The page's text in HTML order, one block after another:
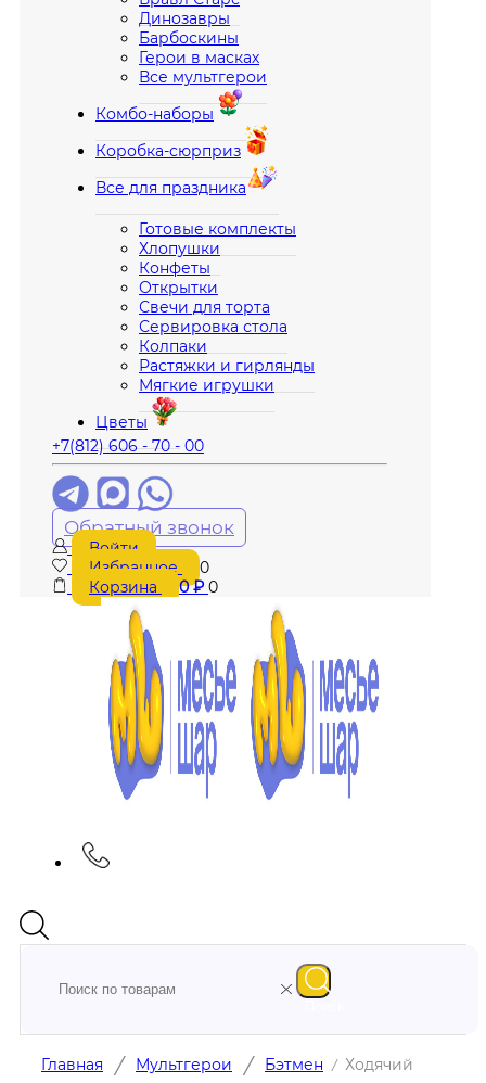
Динозавры
Барбоскины
Герои в масках
Все мультгерои
Комбо-наборы
Коробка-сюрприз
Все для праздника
Готовые комплекты
Хлопушки
Конфеты
Открытки
Свечи для торта
Сервировка стола
Колпаки
Растяжки и гирлянды
Мягкие игрушки
Цветы
+7(812) 606 - 70 - 00
Обратный звонок
Войти
Избранное
0
Корзина
0₽ 0
Главная / Мультгерои / Бэтмен / Ходячий